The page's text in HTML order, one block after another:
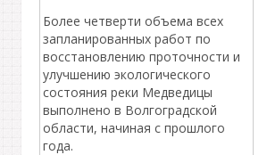
Более четверти объема всех
запланированных работ по
восстановлению проточности и
улучшению экологического
состояния реки Медведицы
выполнено в Волгоградской
области, начиная с прошлого
года.